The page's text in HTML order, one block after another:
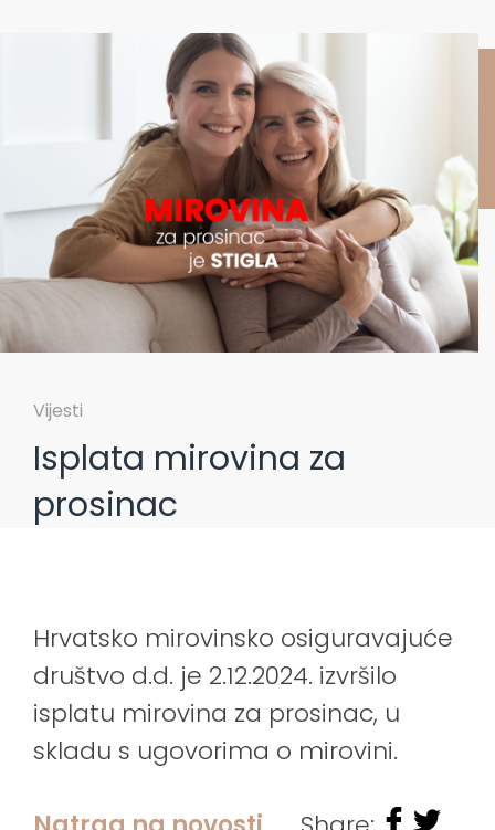
Vijesti
Isplata mirovina za
prosinac
Hrvatsko mirovinsko osiguravajuće
društvo d.d. je 2.12.2024. izvršilo
isplatu mirovina za prosinac, u
skladu s ugovorima o mirovini.